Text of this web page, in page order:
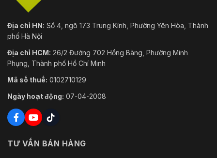
Địa chỉ HN: Số 4, ngõ 173 Trung Kính, Phường Yên Hòa, Thành
phố Hà Nội
Địa chỉ HCM: 26/2 Đường 702 Hồng Bàng, Phường Minh
Phụng, Thành phố Hồ Chí Minh
Mã số thuế: 0102710129
Ngày hoạt động: 07-04-2008
TƯ VẤN BÁN HÀNG